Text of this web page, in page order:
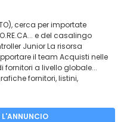
cerca per importate
e del casalingo
Junior La risorsa
il team Acquisti nelle
a livello globale...
fornitori, listini,